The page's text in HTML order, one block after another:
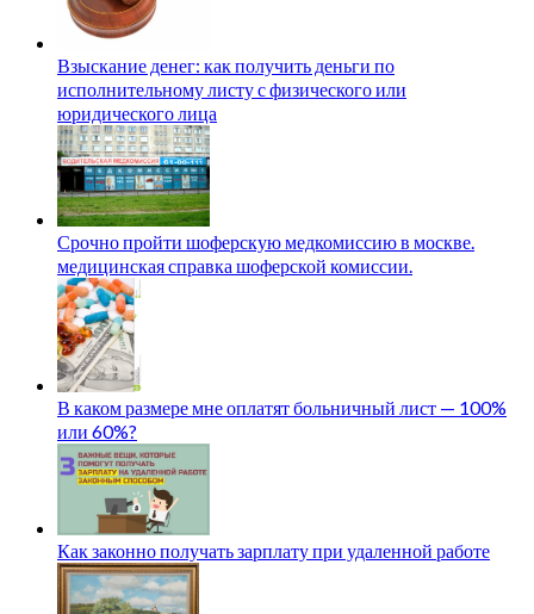
Взыскание денег: как получить деньги по
исполнительному листу с физического или
юридического лица
Срочно пройти шоферскую медкомиссию в москве.
медицинская справка шоферской комиссии.
В каком размере мне оплатят больничный лист — 100%
или 60%?
Как законно получать зарплату при удаленной работе